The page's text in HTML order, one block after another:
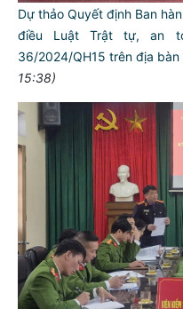
Dự thảo Quyết định Ban
điều Luật Trật tự, an
36/2024/QH15 trên địa bàn
15:38)